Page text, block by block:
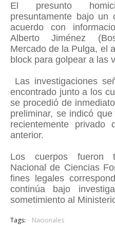
El presunto
presuntamente bajo un
acuerdo con
Alberto Jiménez
Mercado de la Pulga, el
block para golpear a las
Las investigaciones
encontrado junto a los
se procedió de
preliminar, se indicó
recientemente
anterior.
Los cuerpos fueron
Nacional de Ciencias
fines legales
continúa bajo
sometimiento al
Tags: Nacionales